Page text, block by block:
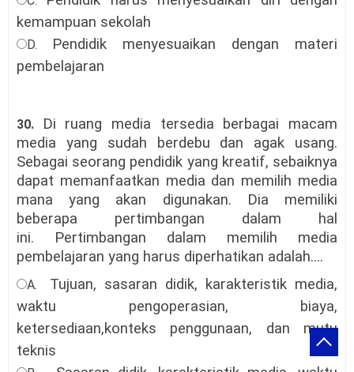
kemampuan sekolah
D.
Pendidik menyesuaikan dengan materi
pembelajaran
30.
Di ruang media tersedia berbagai macam
media yang sudah berdebu dan agak usang.
Sebagai seorang pendidik yang kreatif, sebaiknya
dapat memanfaatkan media dan memilih media
mana yang akan digunakan. Dia memiliki
beberapa pertimbangan dalam hal
ini. Pertimbangan dalam memilih media
pembelajaran yang harus diperhatikan adalah....
A.
Tujuan, sasaran didik, karakteristik media,
waktu pengoperasian, biaya,
ketersediaan,konteks penggunaan, dan mutu
teknis